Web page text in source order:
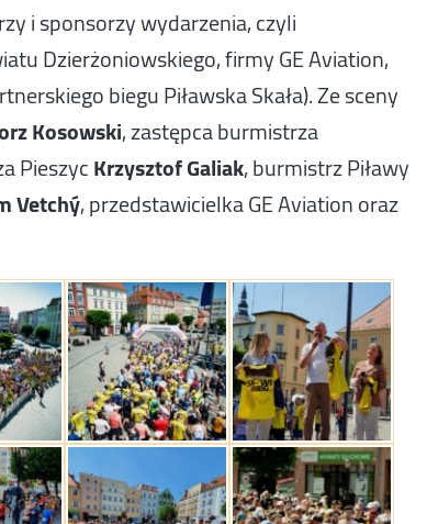
i sponsorzy wydarzenia, czyli
Dzierżoniowskiego, firmy GE Aviation,
biegu Piławska Skała). Ze sceny
Kosowski, zastępca burmistrza
PieszycKrzysztof Galiak, burmistrz Piławy
Vetchý, przedstawicielka GE Aviation oraz